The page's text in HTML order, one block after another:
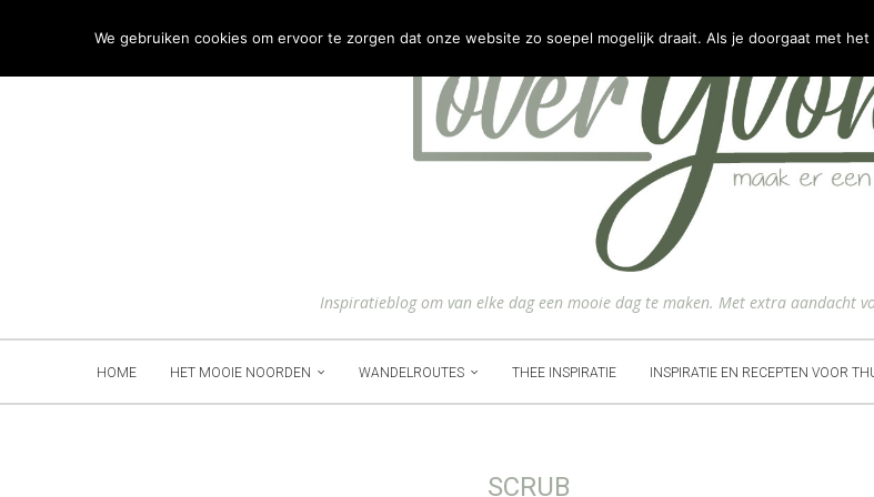
Inspiratieblog om van elke dag een mooie dag te maken. Met extra aandacht
HOME HET MOOIE NOORDEN WANDELROUTES THEE INSPIRATIE INSPIRATIE EN RECEPTEN VOOR
SCRUB
We gebruiken cookies om ervoor te zorgen dat onze website zo soepel mogelijk draait. Als je doorgaat met